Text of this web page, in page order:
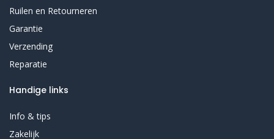
Ruilen en Retourneren
Garantie
Verzending
Reparatie
Handige links
Info & tips
Zakelijk